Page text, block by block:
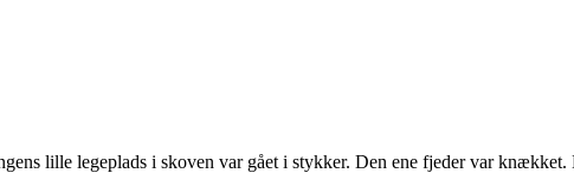
lille legeplads i skoven var gået i stykker. Den ene fjeder var